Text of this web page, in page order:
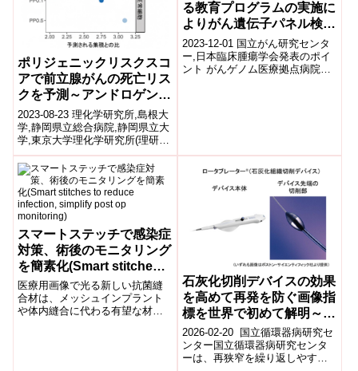
ポリジェニックリスクスコ
アで前立腺がんの死亡リス
クを予測～アンドロゲン受
容体の結合領域に着目した
解析が有効～
2023-08-23 理化学研究所,島根大
学,静岡県立総合病院,静岡県立大
学,東京大学理化学研究所(理研)
生命医科学研究センター ゲノム
解析応用研究チームの伊藤...
る教育プログラムの実施に
よりがん遺伝子パネル検査
後の推奨治療の精度が向上
2023-12-01 国立がん研究センタ
ー,日本臨床腫瘍学会発表のポイ
ント がんゲノム医療拠点病院の
スマートステッチで感染症
対策、術後のモニタリング
を簡素化(Smart stitches
to reduce infection,
simplify post op
monitoring)
医療用画像で光る新しい抗菌縫
合材は、メッシュインプラント
や体内縫合に代わる有望な材料
石灰化切削デバイスの効果
を高めて再発を防ぐ画像指
標を世界で初めて解明～
心臓冠動脈の石灰化治療に
新指針 ー血管内の「向か
い側」がカギー～
2026-02-20 国立循環器病研究セ
ンター国立循環器病研究センタ
ーは、再狭窄を繰り返しやすい